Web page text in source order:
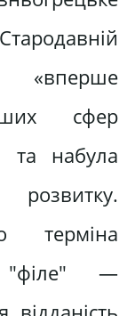
сфер
та набула
розвитку.
терміна
"філе" —